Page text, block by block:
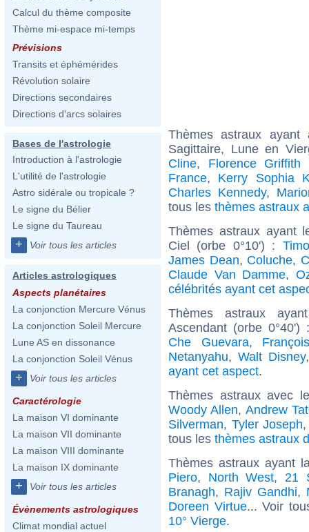
Calcul du thème composite
Thème mi-espace mi-temps
Prévisions
Transits et éphémérides
Révolution solaire
Directions secondaires
Directions d'arcs solaires
Bases de l'astrologie
Introduction à l'astrologie
L'utilité de l'astrologie
Astro sidérale ou tropicale ?
Le signe du Bélier
Le signe du Taureau
+ Voir tous les articles
Articles astrologiques
Aspects planétaires
La conjonction Mercure Vénus
La conjonction Soleil Mercure
Lune AS en dissonance
La conjonction Soleil Vénus
+ Voir tous les articles
Caractérologie
La maison VI dominante
La maison VII dominante
La maison VIII dominante
La maison IX dominante
+ Voir tous les articles
Évènements astrologiques
Climat mondial actuel
Thèmes astraux
Sagittaire, Lune en
Cline, Florence Griffith
France, Kerry Sophia
Charles Kennedy,
tous les thèmes astraux
Thèmes astraux ayant
Ciel (orbe 0°10') :
James Dean, Coluche,
Claude Van Damme,
célébrités ayant cet
Thèmes astraux
Ascendant (orbe
Che Guevara,
Netanyahu, Walt Disney
ayant cet aspect.
Thèmes astraux avec
Woody Allen, Andrew
Silverman, Tyler Joseph
tous les thèmes astraux
Thèmes astraux ayant
Piero, North West, 21
Branagh, Rajiv Gandhi,
Doreen Virtue... Voir
10° Vierge.